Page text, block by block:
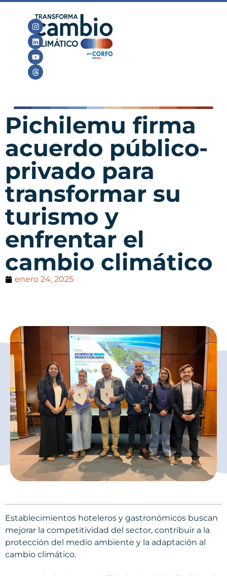
Pichilemu firma
acuerdo público-
privado para
transformar su
turismo y
enfrentar el
cambio climático
enero 24, 2025
Establecimientos hoteleros y gastronómicos buscan
mejorar la competitividad del sector, contribuir a la
protección del medio ambiente y la adaptación al
cambio climático.